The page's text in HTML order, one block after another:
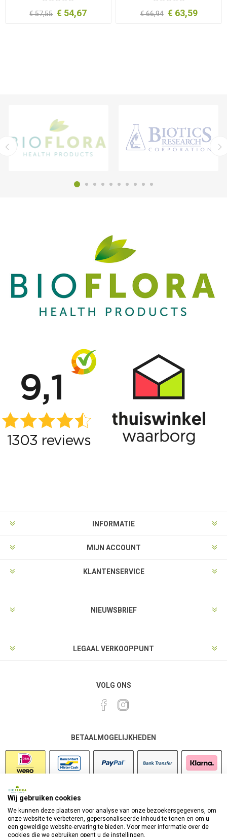
€ 57,55 € 54,67 € 66,94 € 63,59
INFORMATIE
MIJN ACCOUNT
KLANTENSERVICE
NIEUWSBRIEF
LEGAAL VERKOOPPUNT
VOLG ONS
BETAALMOGELIJKHEDEN
Wij gebruiken cookies
We kunnen deze plaatsen voor analyse van onze bezoekersgegevens, om
onze website te verbeteren, gepersonaliseerde inhoud te tonen en om u
een geweldige website-ervaring te bieden. Voor meer informatie over de
cookies die we gebruiken opent u de instellingen.